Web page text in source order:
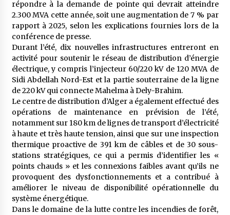
répondre à la demande de pointe qui devrait atteindre
2.300 MVA cette année, soit une augmentation de 7 % par
rapport à 2025, selon les explications fournies lors de la
conférence de presse.
Durant l’été, dix nouvelles infrastructures entreront en
activité pour soutenir le réseau de distribution d’énergie
électrique, y compris l’injecteur 60/220 kV de 120 MVA de
Sidi Abdellah Nord-Est et la partie souterraine de la ligne
de 220 kV qui connecte Mahelma à Dely-Brahim.
Le centre de distribution d’Alger a également effectué des
opérations de maintenance en prévision de l’été,
notamment sur 180 km de lignes de transport d’électricité
à haute et très haute tension, ainsi que sur une inspection
thermique proactive de 391 km de câbles et de 30 sous-
stations stratégiques, ce qui a permis d’identifier les «
points chauds » et les connexions faibles avant qu’ils ne
provoquent des dysfonctionnements et a contribué à
améliorer le niveau de disponibilité opérationnelle du
système énergétique.
Dans le domaine de la lutte contre les incendies de forêt,